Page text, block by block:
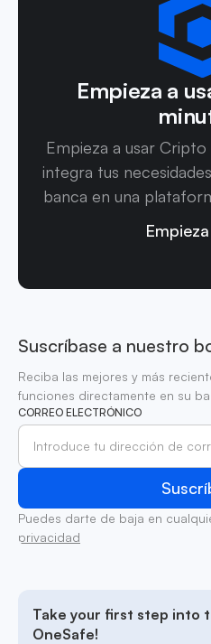
Empieza a
Empieza a usar
integra tus
banca en una
Suscríbase a nuestro
Reciba las mejores y más
funciones directamente en su
CORREO ELECTRÓNICO
Puedes darte de baja en
privacidad
Take your first step into
OneSafe!